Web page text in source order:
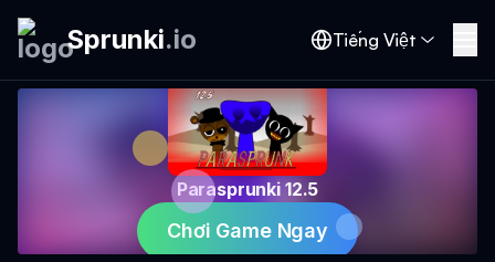
Sprunki.io Tiếng Việt
Parasprunki 12.5
Chơi Game Ngay